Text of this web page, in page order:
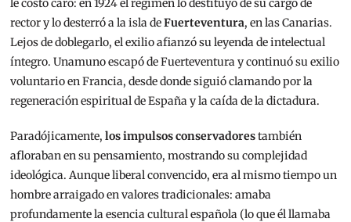
le costó caro: en 1924 el régimen lo destituyó de su cargo de
rector y lo desterró a la isla deFuerteventura, en las Canarias.
Lejos de doblegarlo, el exilio afianzó su leyenda de intelectual
íntegro. Unamuno escapó de Fuerteventura y continuó su exilio
voluntario en Francia, desde donde siguió clamando por la
regeneración espiritual de España y la caída de la dictadura.
Paradójicamente,los impulsos conservadorestambién
afloraban en su pensamiento, mostrando su complejidad
ideológica. Aunque liberal convencido, era al mismo tiempo un
hombre arraigado en valores tradicionales: amaba
profundamente la esencia cultural española (lo que él llamaba